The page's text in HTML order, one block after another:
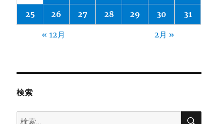
25 26 27 28 29 30 31
« 12月 2月 »
検索
検
検